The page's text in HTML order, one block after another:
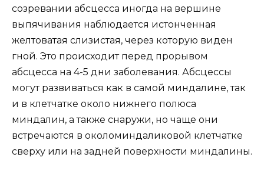
созревании абсцесса иногда на вершине
выпячивания наблюдается истонченная
желтоватая слизистая, через которую виден
гной. Это происходит перед прорывом
абсцесса на 4-5 дни заболевания. Абсцессы
могут развиваться как в самой миндалине, так
и в клетчатке около нижнего полюса
миндалин, а также снаружи, но чаще они
встречаются в околоминдаликовой клетчатке
сверху или на задней поверхности миндалины.